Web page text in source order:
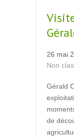
26 mai
Non
Gérald
de